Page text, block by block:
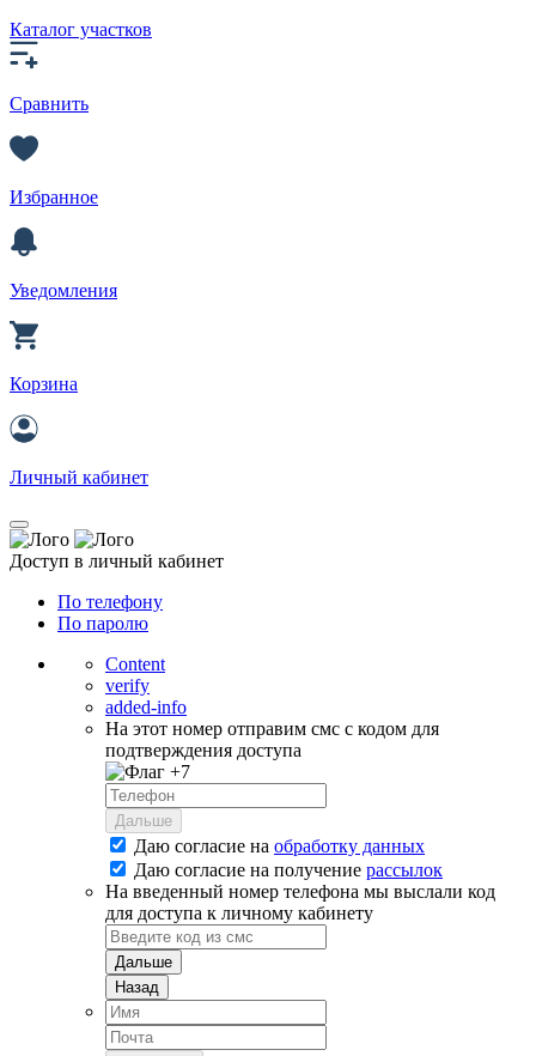
Каталог участков
Сравнить
Избранное
Уведомления
Корзина
Личный кабинет
Доступ в личный кабинет
По телефону
По паролю
Content
verify
added-info
На этот номер отправим смс с кодом для
подтверждения доступа
+7
Дальше
Даю согласие на обработку данных
Даю согласие на получение рассылок
На введенный номер телефона мы выслали код
для доступа к личному кабинету
Дальше
Назад